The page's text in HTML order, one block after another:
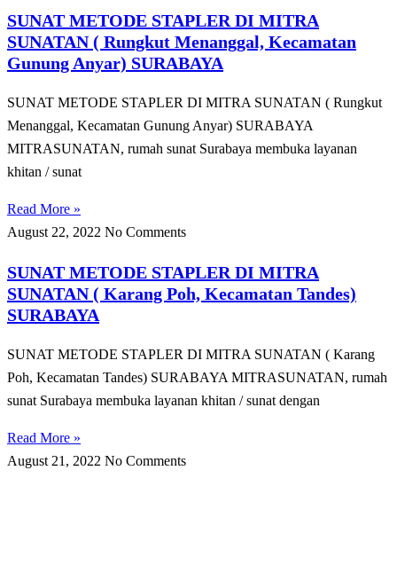
SUNAT METODE STAPLER DI MITRA
SUNATAN ( Rungkut Menanggal, Kecamatan
Gunung Anyar) SURABAYA
SUNAT METODE STAPLER DI MITRA SUNATAN ( Rungkut
Menanggal, Kecamatan Gunung Anyar) SURABAYA
MITRASUNATAN, rumah sunat Surabaya membuka layanan
khitan / sunat
Read More »
August 22, 2022 No Comments
SUNAT METODE STAPLER DI MITRA
SUNATAN ( Karang Poh, Kecamatan Tandes)
SURABAYA
SUNAT METODE STAPLER DI MITRA SUNATAN ( Karang
Poh, Kecamatan Tandes) SURABAYA MITRASUNATAN, rumah
sunat Surabaya membuka layanan khitan / sunat dengan
Read More »
August 21, 2022 No Comments